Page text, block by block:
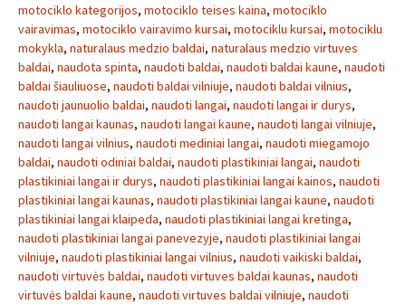
motociklo kategorijos, motociklo teises kaina, motociklo
vairavimas, motociklo vairavimo kursai, motociklu kursai, motociklu
mokykla, naturalaus medzio baldai, naturalaus medzio virtuves
baldai, naudota spinta, naudoti baldai, naudoti baldai kaune, naudoti
baldai šiauliuose, naudoti baldai vilniuje, naudoti baldai vilnius,
naudoti jaunuolio baldai, naudoti langai, naudoti langai ir durys,
naudoti langai kaunas, naudoti langai kaune, naudoti langai vilniuje,
naudoti langai vilnius, naudoti mediniai langai, naudoti miegamojo
baldai, naudoti odiniai baldai, naudoti plastikiniai langai, naudoti
plastikiniai langai ir durys, naudoti plastikiniai langai kainos, naudoti
plastikiniai langai kaunas, naudoti plastikiniai langai kaune, naudoti
plastikiniai langai klaipeda, naudoti plastikiniai langai kretinga,
naudoti plastikiniai langai panevezyje, naudoti plastikiniai langai
vilniuje, naudoti plastikiniai langai vilnius, naudoti vaikiski baldai,
naudoti virtuvės baldai, naudoti virtuves baldai kaunas, naudoti
virtuvės baldai kaune, naudoti virtuves baldai vilniuje, naudoti